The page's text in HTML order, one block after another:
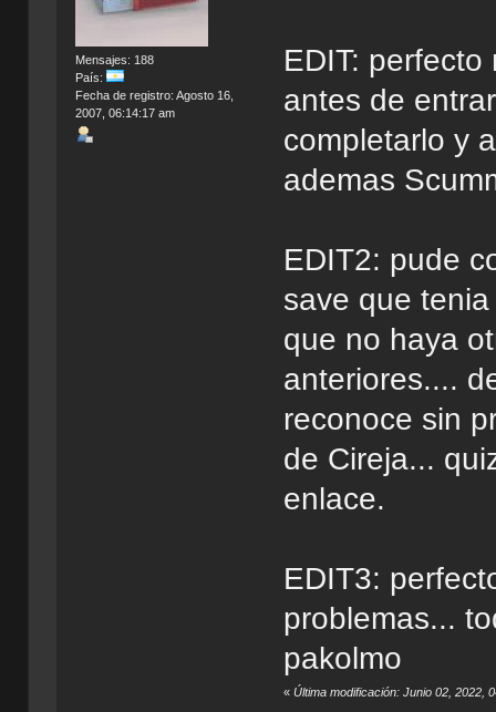
Mensajes: 188
País:
Fecha de registro: Agosto 16,
2007, 06:14:17 am
EDIT:
antes de
completarlo y
ademas
EDIT2: pude
save que
que no haya
anteriores....
reconoce sin
de Cireja...
enlace.
EDIT3:
problemas...
pakolmo
«Última modificación: Junio 02, 2022,